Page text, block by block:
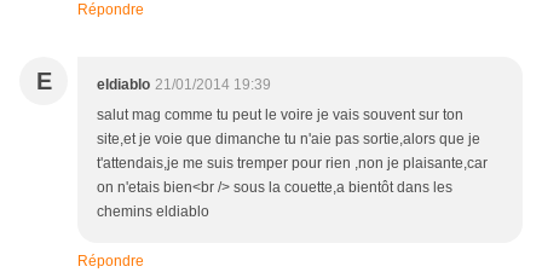
Répondre
E eldiablo 21/01/2014 19:39
salut mag comme tu peut le voire je vais souvent sur ton
site,et je voie que dimanche tu n'aie pas sortie,alors que je
t'attendais,je me suis tremper pour rien ,non je plaisante,car
on n'etais bien<br /> sous la couette,a bientôt dans les
chemins eldiablo
Répondre